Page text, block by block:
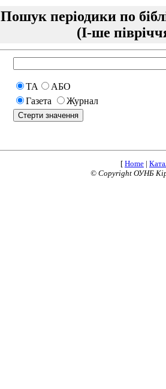
Пошук періодики по
(I-ше
ТА
АБО
Газета Журнал
[ Home |
© Copyright ОУНБ